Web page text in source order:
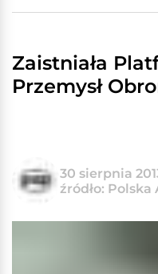
Zaistniała
Przemysł
30 sierpnia
źródło: